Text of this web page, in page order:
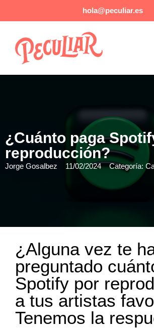
hola@peculiar.es
¿Cuánto paga
reproducción?
Jorge Gosalbez 11/02/2024 Categoría:
¿Alguna vez te
preguntado
Spotify por
a tus artistas
Tenemos la